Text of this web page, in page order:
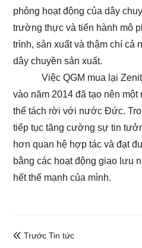
phỏng hoạt động của dây
trường thực và tiến hành mô
trình, sản xuất và thậm chí cả
dây chuyền sản xuất.
Việc QGM mua lại
vào năm 2014 đã tạo nên
thể tách rời với nước Đức.
tiếp tục tăng cường sự tin
hơn quan hệ hợp tác và đạt
bằng các hoạt động giao lưu
hết thế mạnh của mình.
 Trước Tin tức